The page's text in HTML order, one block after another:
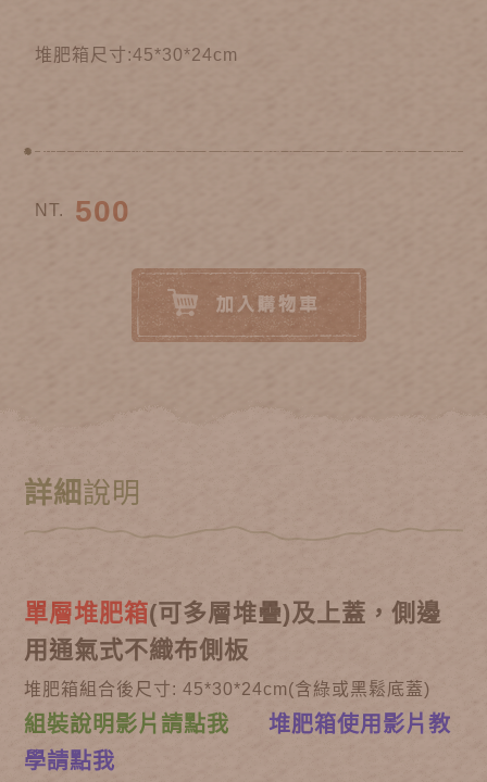
堆肥箱尺寸:45*30*24cm
NT. 500
詳細說明
單層堆肥箱(可多層堆疊)及上蓋，側邊
用通氣式不織布側板
堆肥箱組合後尺寸:45*30*24cm(含綠或黑鬆底蓋)
組裝說明影片請點我
堆肥箱使用影片教
學請點我